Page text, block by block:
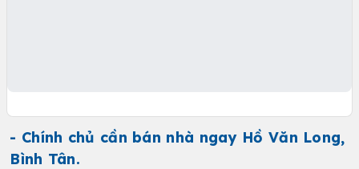
- Chính chủ cần bán nhà ngay Hồ Văn Long,
Bình Tân.